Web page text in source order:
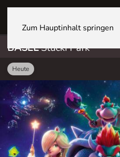
Zum Hauptinhalt springen
BASELStücki Park
Heute